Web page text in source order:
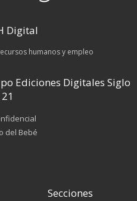
Digital
humanos y empleo
Ediciones Digitales Siglo
21
del Bebé
Secciones